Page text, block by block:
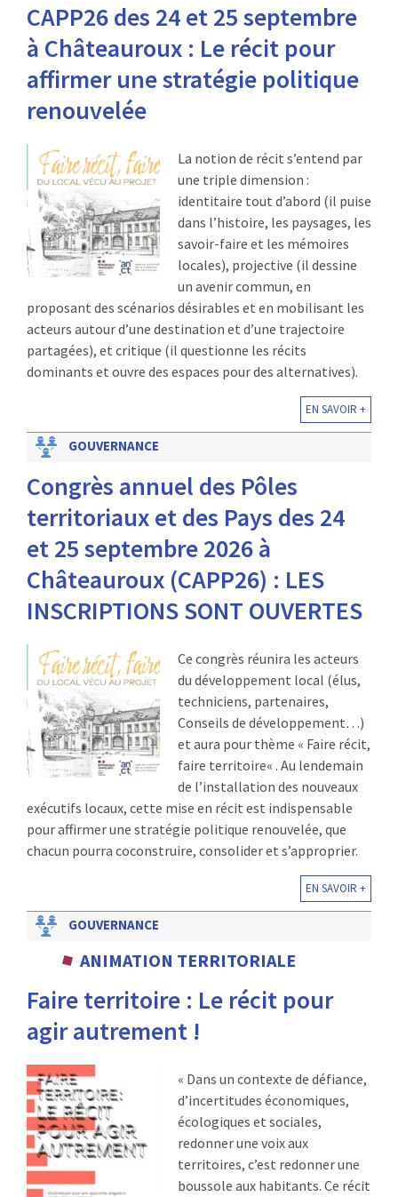
CAPP26 des 24 et 25 septembre
à Châteauroux : Le récit pour
affirmer une stratégie politique
renouvelée
La notion de récit s’entend par
une triple dimension :
identitaire tout d’abord (il puise
dans l’histoire, les paysages, les
savoir-faire et les mémoires
locales), projective (il dessine
un avenir commun, en
proposant des scénarios désirables et en mobilisant les
acteurs autour d’une destination et d’une trajectoire
partagées), et critique (il questionne les récits
dominants et ouvre des espaces pour des alternatives).
EN SAVOIR +
GOUVERNANCE
Congrès annuel des Pôles
territoriaux et des Pays des 24
et 25 septembre 2026 à
Châteauroux (CAPP26) : LES
INSCRIPTIONS SONT OUVERTES
Ce congrès réunira les acteurs
du développement local (élus,
techniciens, partenaires,
Conseils de développement…)
et aura pour thème « Faire récit,
faire territoire« . Au lendemain
de l’installation des nouveaux
exécutifs locaux, cette mise en récit est indispensable
pour affirmer une stratégie politique renouvelée, que
chacun pourra coconstruire, consolider et s’approprier.
EN SAVOIR +
GOUVERNANCE
ANIMATION TERRITORIALE
Faire territoire : Le récit pour
agir autrement !
« Dans un contexte de défiance,
d’incertitudes économiques,
écologiques et sociales,
redonner une voix aux
territoires, c’est redonner une
boussole aux habitants. Ce récit